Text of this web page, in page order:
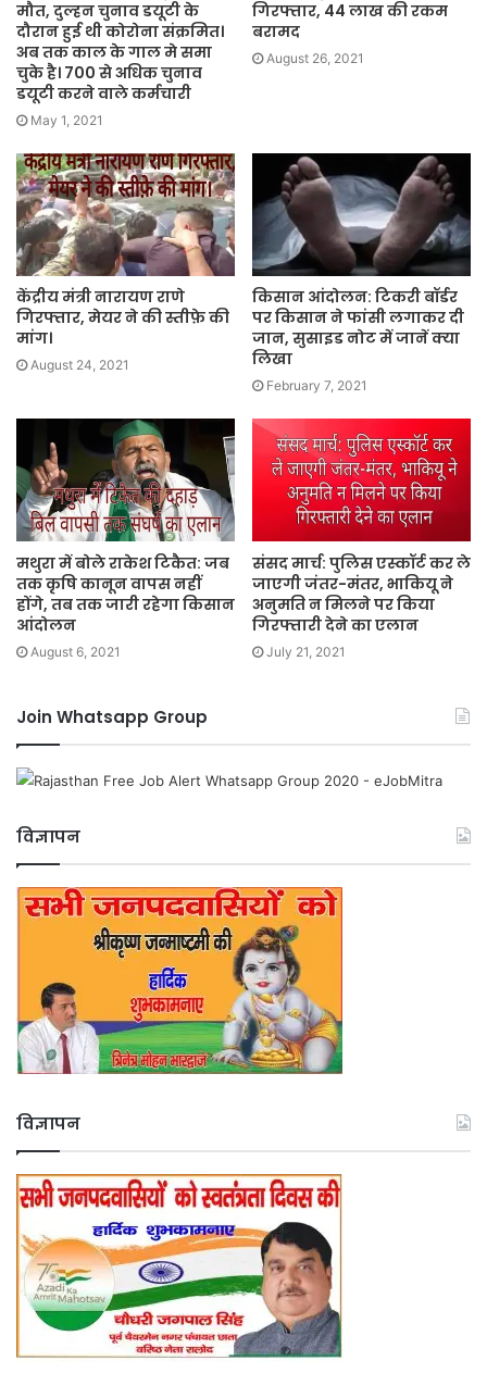
मौत, दुल्हन चुनाव डयूटी के
दौरान हुई थी कोरोना संक्रमित।
अब तक काल के गाल मे समा
चुके है। 700 से अधिक चुनाव
डयूटी करने वाले कर्मचारी
May 1, 2021
गिरफ्तार, 44 लाख की रकम
बरामद
August 26, 2021
केंद्रीय मंत्री नारायण राणे
गिरफ्तार, मेयर ने की स्तीफ़े की
मांग।
August 24, 2021
किसान आंदोलन: टिकरी बॉर्डर
पर किसान ने फांसी लगाकर दी
जान, सुसाइड नोट में जानें क्या
लिखा
February 7, 2021
मथुरा में बोले राकेश टिकैत: जब
तक कृषि कानून वापस नहीं
होंगे, तब तक जारी रहेगा किसान
आंदोलन
August 6, 2021
संसद मार्च: पुलिस एस्कॉर्ट कर ले
जाएगी जंतर-मंतर, भाकियू ने
अनुमति न मिलने पर किया
गिरफ्तारी देने का एलान
July 21, 2021
Join Whatsapp Group
विज्ञापन
विज्ञापन